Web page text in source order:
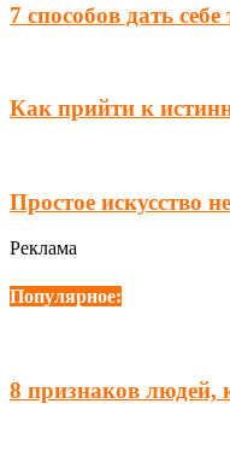
7 способов дать
Как прийти к
Простое искусство
Реклама
Популярное:
8 признаков людей,